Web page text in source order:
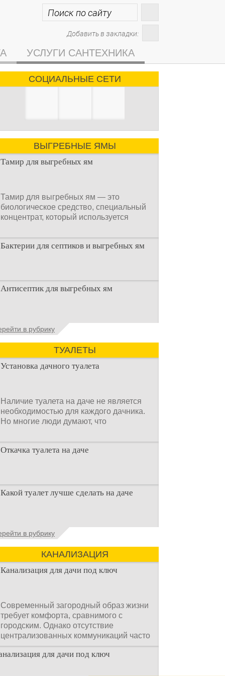
Добавить в закладки:
УСЛУГИ САНТЕХНИКА
СОЦИАЛЬНЫЕ СЕТИ
ВЫГРЕБНЫЕ ЯМЫ
Тамир для выгребных ям
Тамир для выгребных ям — это
биологическое средство, специальный
концентрат, который используется
Бактерии для септиков и выгребных ям
Очистка канализационного стока или
выгребной ямой всегда являлась не
Антисептик для выгребных ям
Общие сведения об антисептиках
Антисептик для выгребных ям – это
специальные препараты, которые
в рубрику
ТУАЛЕТЫ
Установка дачного туалета
Наличие туалета на даче не является
необходимостью для каждого дачника.
Но многие люди думают, что
Откачка туалета на даче
Туалет на даче – это первая постройка,
которая изначально строится на дачном
Какой туалет лучше сделать на даче
Когда люди долгое время прибывают на
дачном участке, то им приходится
подстраивать все условия
в рубрику
КАНАЛИЗАЦИЯ
Канализация для дачи под ключ
Современный загородный образ жизни
требует комфорта, сравнимого с
городским. Однако отсутствие
централизованных коммуникаций часто
становится главным препятствием.
Многие владельцы ошибочно полагают,
для дачи под ключ